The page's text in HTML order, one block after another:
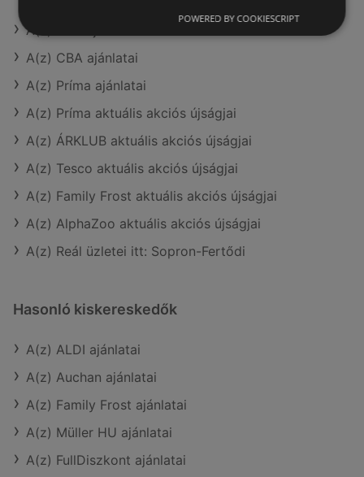
A(z) Reál ajánlatai
A(z) CBA ajánlatai
A(z) Príma ajánlatai
A(z) Príma aktuális akciós újságjai
A(z) ÁRKLUB aktuális akciós újságjai
A(z) Tesco aktuális akciós újságjai
A(z) Family Frost aktuális akciós újságjai
A(z) AlphaZoo aktuális akciós újságjai
A(z) Reál üzletei itt: Sopron-Fertődi
Hasonló kiskereskedők
A(z) ALDI ajánlatai
A(z) Auchan ajánlatai
A(z) Family Frost ajánlatai
A(z) Müller HU ajánlatai
A(z) FullDiszkont ajánlatai
POWERED BY COOKIESCRIPT